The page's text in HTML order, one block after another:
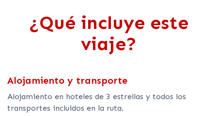
¿Qué incluye este
viaje?
Alojamiento y transporte
Alojamiento en hoteles de 3 estrellas y todos los
transportes incluidos en la ruta.